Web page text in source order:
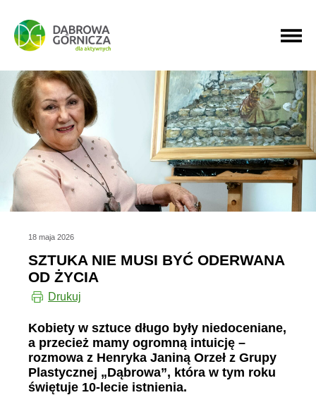
PRZEJDŹ DO MENU GŁÓWNEGO
PRZEJDŹ DO WYSZUKIWARKI
PRZEJDŹ DO TREŚCI
18 maja 2026
SZTUKA NIE MUSI BYĆ ODERWANA
OD ŻYCIA
Drukuj
Kobiety w sztuce długo były niedoceniane,
a przecież mamy ogromną intuicję –
rozmowa z Henryka Janiną Orzeł z Grupy
Plastycznej „Dąbrowa”, która w tym roku
świętuje 10-lecie istnienia.